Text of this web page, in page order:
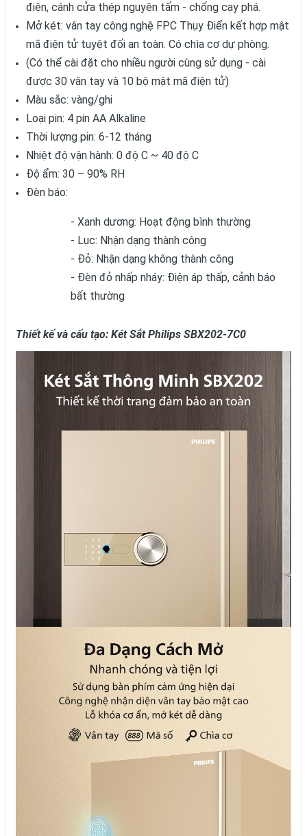
điện, cánh cửa thép nguyên tấm - chống cạy phá.
Mở két: vân tay công nghệ FPC Thụy Điển kết hợp mật
mã điện tử tuyệt đối an toàn. Có chìa cơ dự phòng.
(Có thể cài đặt cho nhiều người cùng sử dụng - cài
được 30 vân tay và 10 bộ mật mã điện tử)
Màu sắc: vàng/ghi
Loại pin: 4 pin AA Alkaline
Thời lượng pin: 6-12 tháng
Nhiệt độ vận hành: 0 độ C ~ 40 độ C
Độ ẩm: 30 – 90% RH
Đèn báo:
- Xanh dương: Hoạt động bình thường
- Lục: Nhận dạng thành công
- Đỏ: Nhận dạng không thành công
- Đèn đỏ nhấp nháy: Điện áp thấp, cảnh báo
bất thường
Thiết kế và cấu tạo: Két Sắt Philips SBX202-7C0